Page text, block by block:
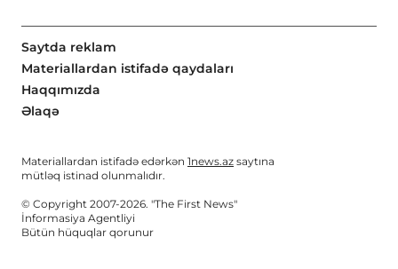
Saytda reklam
Materiallardan istifadə qaydaları
Haqqımızda
Əlaqə
Materiallardan istifadə edərkən 1news.az saytına
mütləq istinad olunmalıdır.
© Copyright 2007-2026. "The First News"
İnformasiya Agentliyi
Bütün hüquqlar qorunur